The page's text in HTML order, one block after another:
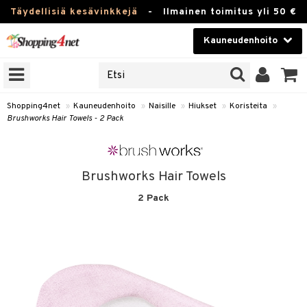
Täydellisiä kesävinkkejä - Ilmainen toimitus yli 50 €
Kauneudenhoito
Kauneudenhoito
Piilolinssit
Tuotemerkkejä
Kampanjat
Shopping4net » Kauneudenhoito » Naisille » Hiukset » Koristeita
»
Brushworks Hair Towels - 2 Pack
Brushworks Hair Towels
2 Pack